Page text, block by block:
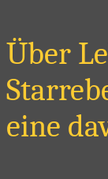
Über
eine